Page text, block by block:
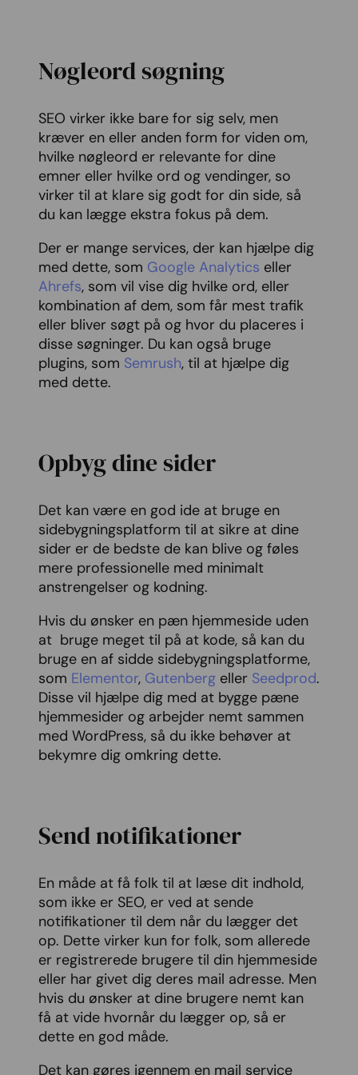
Nøgleord søgning
SEO virker ikke bare for sig selv, men
kræver en eller anden form for viden om,
hvilke nøgleord er relevante for dine
emner eller hvilke ord og vendinger, so
virker til at klare sig godt for din side, så
du kan lægge ekstra fokus på dem.
Der er mange services, der kan hjælpe dig
med dette, som Google Analytics eller
Ahrefs, som vil vise dig hvilke ord, eller
kombination af dem, som får mest trafik
eller bliver søgt på og hvor du placeres i
disse søgninger. Du kan også bruge
plugins, som Semrush, til at hjælpe dig
med dette.
Opbyg dine sider
Det kan være en god ide at bruge en
sidebygningsplatform til at sikre at dine
sider er de bedste de kan blive og føles
mere professionelle med minimalt
anstrengelser og kodning.
Hvis du ønsker en pæn hjemmeside uden
at bruge meget til på at kode, så kan du
bruge en af sidde sidebygningsplatforme,
som Elementor, Gutenberg eller Seedprod.
Disse vil hjælpe dig med at bygge pæne
hjemmesider og arbejder nemt sammen
med WordPress, så du ikke behøver at
bekymre dig omkring dette.
Send notifikationer
En måde at få folk til at læse dit indhold,
som ikke er SEO, er ved at sende
notifikationer til dem når du lægger det
op. Dette virker kun for folk, som allerede
er registrerede brugere til din hjemmeside
eller har givet dig deres mail adresse. Men
hvis du ønsker at dine brugere nemt kan
få at vide hvornår du lægger op, så er
dette en god måde.
Det kan gøres igennem en mail service